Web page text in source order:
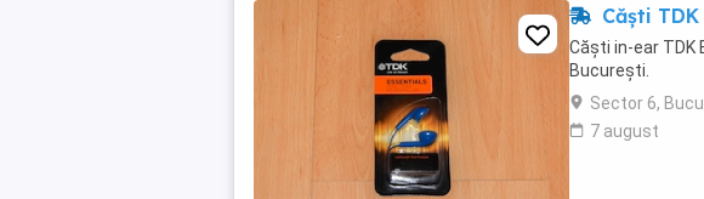
Căști
Căști in-ear TDK
București.
Sector 6,
7 august